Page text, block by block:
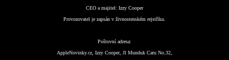
CEO a majitel: Izzy Cooper
Provozovatel je zapsán v živnostenském rejstříku.
Poštovní adresa:
AppleNovinky.cz, Izzy Cooper, Jl Munduk Catu No.32,